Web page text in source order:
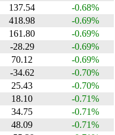
137.54
-0.68%
418.98
-0.69%
161.80
-0.69%
-28.29
-0.69%
70.12
-0.69%
-34.62
-0.70%
25.43
-0.70%
18.10
-0.71%
34.75
-0.71%
48.09
-0.71%